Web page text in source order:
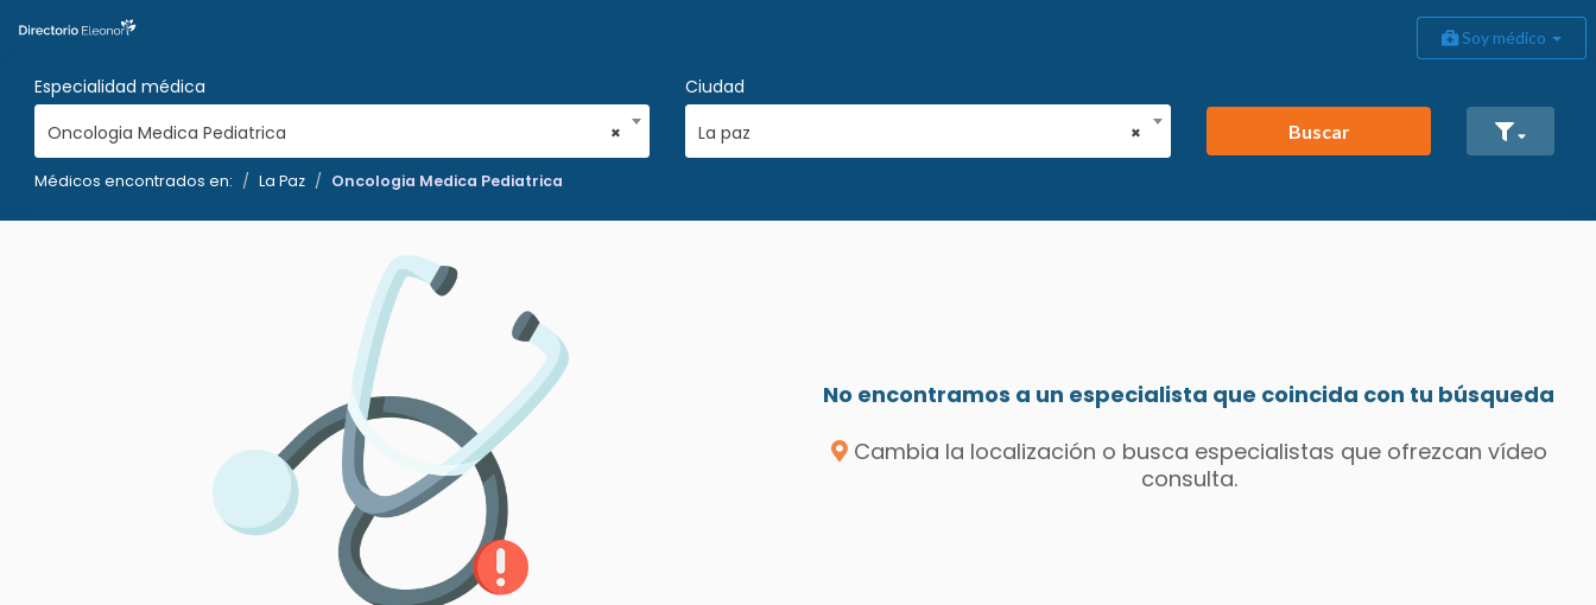
Soy médico
Especialidad médica
×
Oncologia Medica Pediatrica
Ciudad
×
La paz Buscar
Médicos encontrados en: La Paz Oncologia Medica Pediatrica
No encontramos a un especialista que coincida con tu búsqueda
Cambia la localización o busca especialistas que ofrezcan vídeo
consulta.